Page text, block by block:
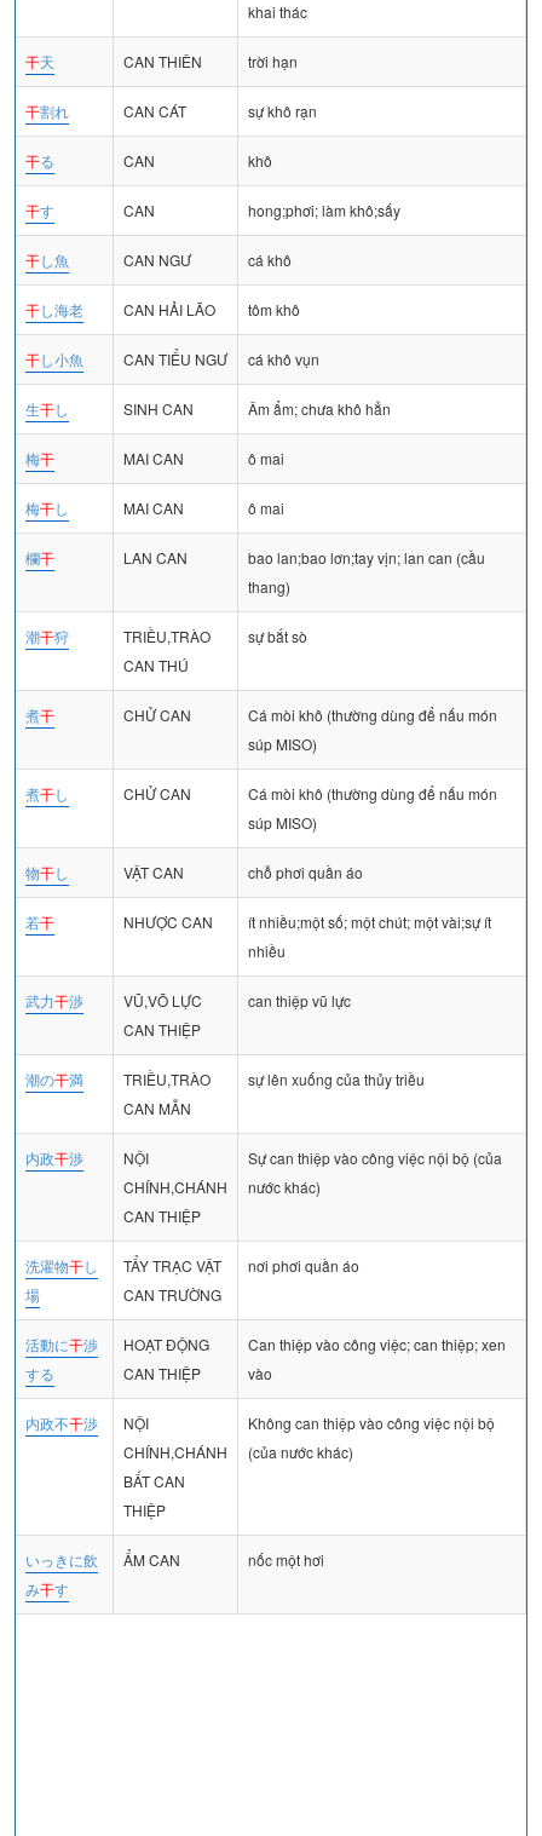
khai thác
干天 CAN THIÊN trời hạn
干割れ CAN CÁT sự khô rạn
干る CAN khô
干す CAN hong;phơi; làm khô;sấy
干し魚 CAN NGƯ cá khô
干し海老 CAN HẢI LÃO tôm khô
干し小魚 CAN TIỂU NGƯ cá khô vụn
生干し SINH CAN Âm ẩm; chưa khô hẳn
梅干 MAI CAN ô mai
梅干し MAI CAN ô mai
欄干 LAN CAN
bao lan;bao lơn;tay vịn; lan can (cầu
thang)
潮干狩
TRIỀU,TRÀO
CAN THÚ
sự bắt sò
煮干 CHỬ CAN
Cá mòi khô (thường dùng để nấu món
súp MISO)
煮干し CHỬ CAN
Cá mòi khô (thường dùng để nấu món
súp MISO)
物干し VẬT CAN chỗ phơi quần áo
若干 NHƯỢC CAN
ít nhiều;một số; một chút; một vài;sự ít
nhiều
武力干渉
VŨ,VÕ LỰC
CAN THIỆP
can thiệp vũ lực
潮の干満
TRIỀU,TRÀO
CAN MẪN
sự lên xuống của thủy triều
内政干渉
NỘI
CHÍNH,CHÁNH
CAN THIỆP
Sự can thiệp vào công việc nội bộ (của
nước khác)
洗濯物干し
場
TẨY TRẠC VẬT
CAN TRƯỜNG
nơi phơi quần áo
活動に干渉
する
HOẠT ĐỘNG
CAN THIỆP
Can thiệp vào công việc; can thiệp; xen
vào
内政不干渉
NỘI
CHÍNH,CHÁNH
BẤT CAN
THIỆP
Không can thiệp vào công việc nội bộ
(của nước khác)
いっきに飲
み干す
ẨM CAN nốc một hơi